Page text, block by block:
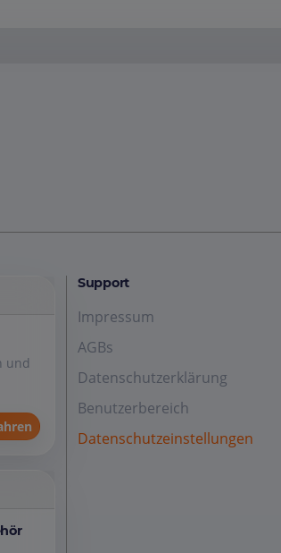
und
Support
Impressum
AGBs
Datenschutzerklärung
Benutzerbereich
Datenschutzeinstellungen